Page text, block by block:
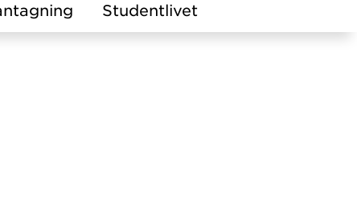
Studentlivet